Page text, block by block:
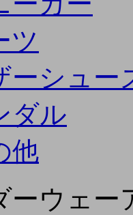
ツ
ーシュー
ダル
他
ーウェー